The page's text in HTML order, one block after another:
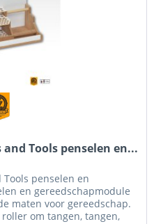
Tools penselen en...
Tools penselen en
en gereedschapmodule
maten voor gereedschap.
om tangen, tangen,